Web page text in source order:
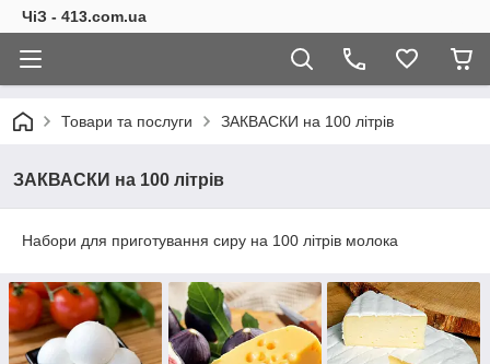
ЧіЗ - 413.com.ua
Товари та послуги ЗАКВАСКИ на 100 літрів
ЗАКВАСКИ на 100 літрів
Набори для приготування сиру на 100 літрів молока